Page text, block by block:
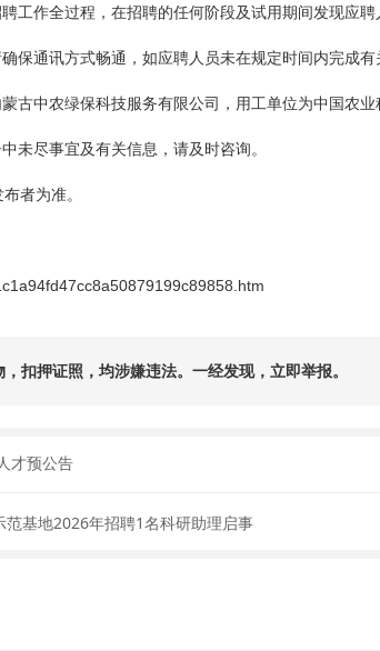
工作全过程，在招聘的任何阶段及试用期间发现应
保通讯方式畅通，如应聘人员未在规定时间内完成有
古中农绿保科技服务有限公司，用工单位为中国农业
未尽事宜及有关信息，请及时咨询。
者为准。
1a94fd47cc8a50879199c89858.htm
扣押证照，均涉嫌违法。一经发现，立即举报。
才预公告
基地2026年招聘1名科研助理启事